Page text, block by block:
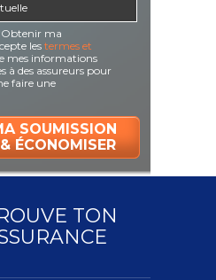
ma
les termes et
mes informations
à des assureurs pour
faire une
TON